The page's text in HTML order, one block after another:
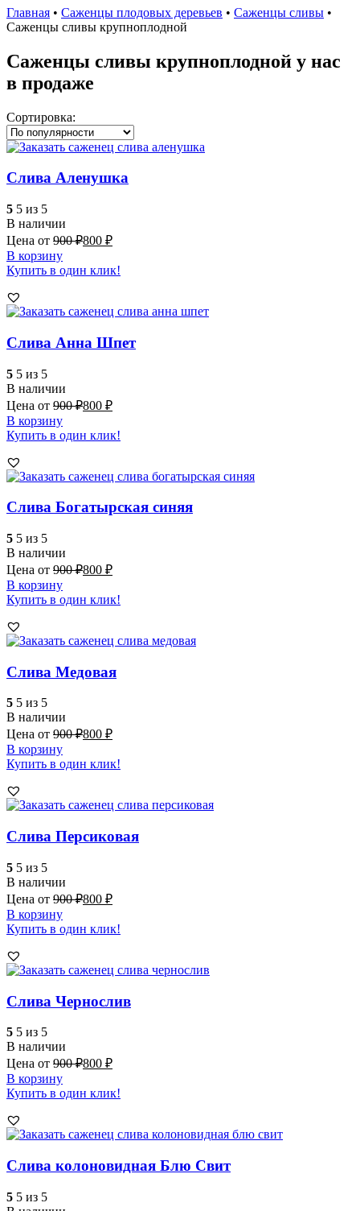
Главная • Саженцы плодовых деревьев • Саженцы сливы •
Саженцы сливы крупноплодной
Саженцы сливы крупноплодной у нас
в продаже
Сортировка:
Слива Аленушка
5 5 из 5
В наличии
Цена от 900₽800 ₽
В корзину
Купить в один клик!
Слива Анна Шпет
5 5 из 5
В наличии
Цена от 900₽800 ₽
В корзину
Купить в один клик!
Слива Богатырская синяя
5 5 из 5
В наличии
Цена от 900₽800 ₽
В корзину
Купить в один клик!
Слива Медовая
5 5 из 5
В наличии
Цена от 900₽800 ₽
В корзину
Купить в один клик!
Слива Персиковая
5 5 из 5
В наличии
Цена от 900₽800 ₽
В корзину
Купить в один клик!
Слива Чернослив
5 5 из 5
В наличии
Цена от 900₽800 ₽
В корзину
Купить в один клик!
Слива колоновидная Блю Свит
5 5 из 5